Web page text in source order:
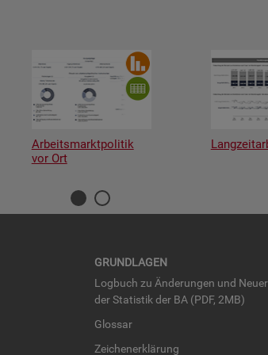
Arbeitsmarktpolitik
vor Ort
GRUND­LA­GEN
Log­buch zu Än­de­run­gen und
der Sta­tis­tik der BA (PDF, 2MB)
Glos­sar
Zei­chen­er­klä­rung